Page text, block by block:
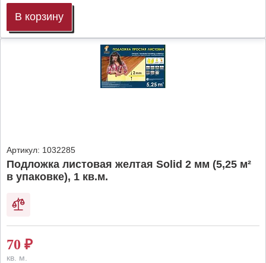
В корзину
Артикул: 1032285
Подложка листовая желтая Solid 2 мм (5,25 м²
в упаковке), 1 кв.м.
70 ₽
кв. м.